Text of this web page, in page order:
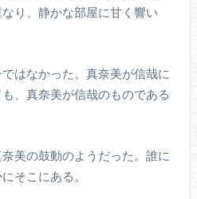
り、静かな部屋に甘く響い
はなかった。真奈美が信哉に
、真奈美が信哉のものである
美の鼓動のようだった。誰に
そこにある。